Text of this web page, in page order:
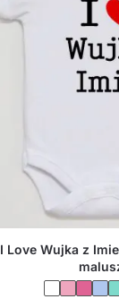
I Love Wujka z